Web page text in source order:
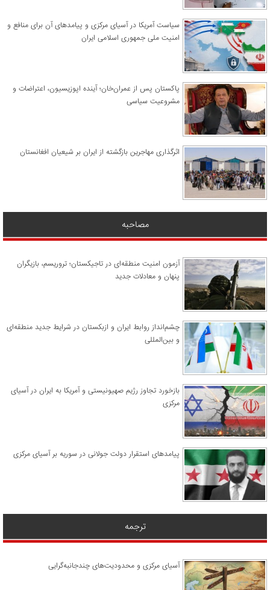
سیاست آمریکا در آسیای مرکزی و پیامدهای آن برای منافع و
امنیت ملی جمهوری اسلامی ایران
پاکستان پس از عمران‌خان؛ آینده اپوزیسیون، اعتراضات و
مشروعیت سیاسی
اثرگذاری مهاجرین بازگشته از ایران بر شیعیان افغانستان
مصاحبه
آزمون امنیت منطقه‌ای در تاجیکستان؛ تروریسم، بازیگران
پنهان و معادلات جدید
چشم‌انداز روابط ایران و ازبکستان در شرایط جدید منطقه‌ای
و بین‌المللی
​بازخورد تجاوز رژیم صهیونیستی و آمریکا به ایران در آسیای
مرکزی
پیامدهای استقرار دولت جولانی در سوریه بر آسیای مرکزی
ترجمه
آسیای مرکزی و محدودیت‌های چندجانبه‌گرایی